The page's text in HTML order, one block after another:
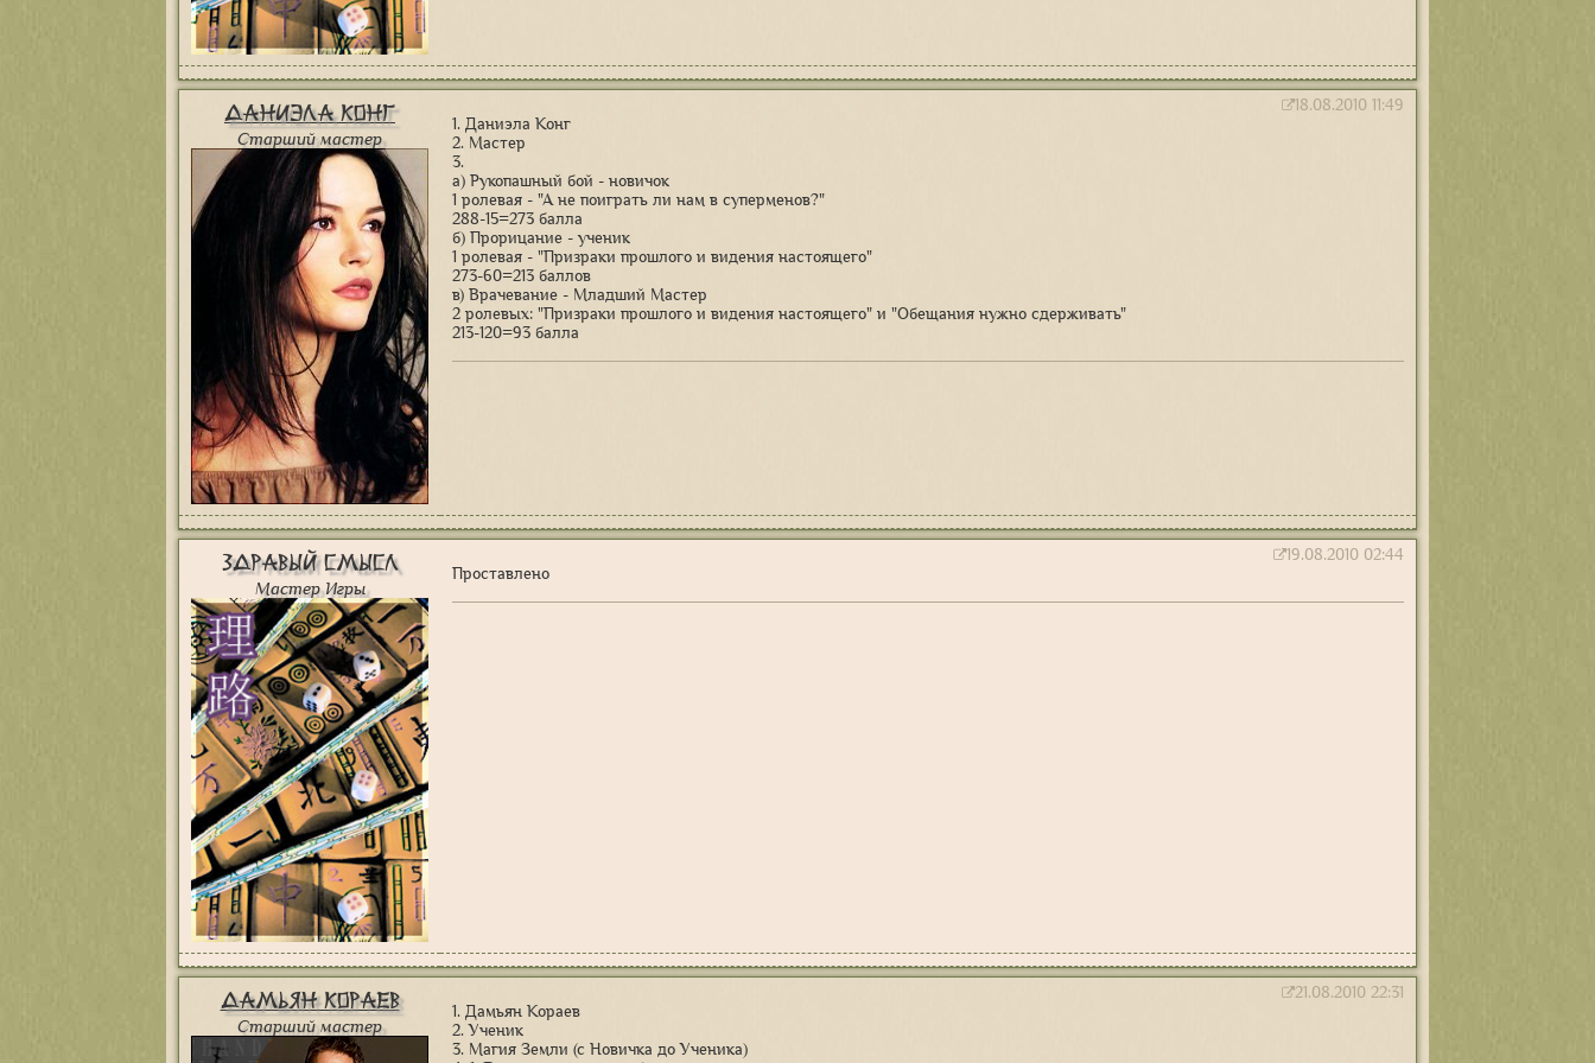
Даниэла Конг
Старший мастер
18.08.2010 11:49
1. Даниэла Конг
2. Мастер
3.
а) Рукопашный бой - новичок
1 ролевая - "А не поиграть ли нам в суперменов?"
288-15=273 балла
б) Прорицание - ученик
1 ролевая - "Призраки прошлого и видения настоящего"
273-60=213 баллов
в) Врачевание - Младший Мастер
2 ролевых: "Призраки прошлого и видения настоящего" и "Обещания нужно сдерживать"
213-120=93 балла
Здравый Смысл
Мастер Игры
19.08.2010 02:44
Проставлено
Дамьян Кораев
Старший мастер
21.08.2010 22:31
1. Дамьян Кораев
2. Ученик
3. Магия Земли (с Новичка до Ученика)